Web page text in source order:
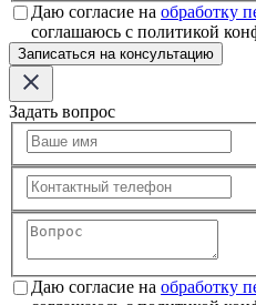
Даю согласие на обработку
соглашаюсь с политикой
Записаться на консультацию
Задать вопрос
Даю согласие на обработку